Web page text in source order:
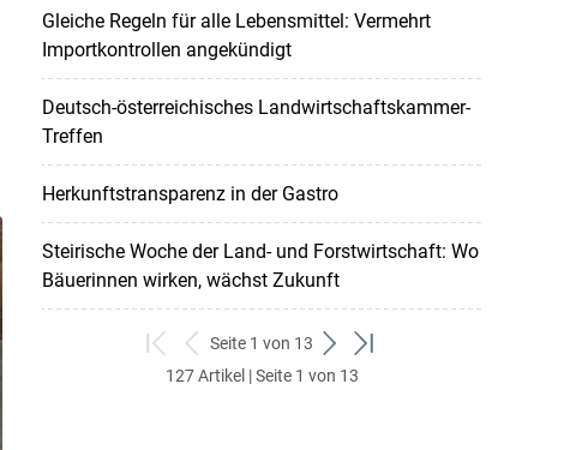
Gleiche Regeln für alle Lebensmittel: Vermehrt
Importkontrollen angekündigt
Deutsch-österreichisches Landwirtschaftskammer-
Treffen
Herkunftstransparenz in der Gastro
Steirische Woche der Land- und Forstwirtschaft: Wo
Bäuerinnen wirken, wächst Zukunft
zum
ersten
zurück
zum
Seite 1 von 13
weiter
zum
zum
127 Artikel | Seite 1 von 13